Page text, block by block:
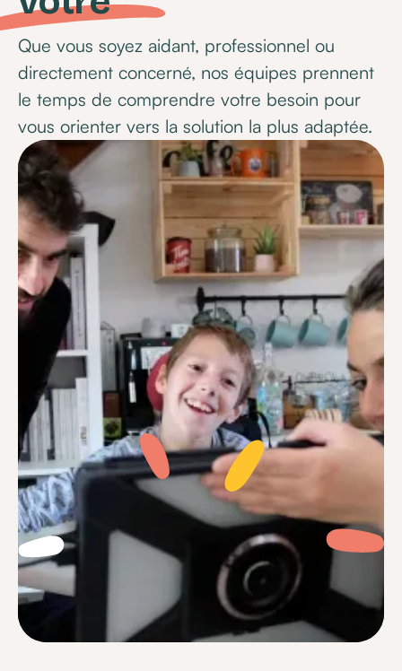
Que vous soyez aidant, professionnel ou
directement concerné, nos équipes prennent
le temps de comprendre votre besoin pour
vous orienter vers la solution la plus adaptée.